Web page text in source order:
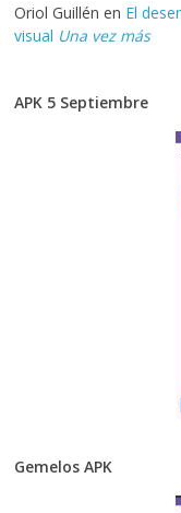
Oriol Guillén en El
visual Una vez más
APK 5 Septiembre
Gemelos APK